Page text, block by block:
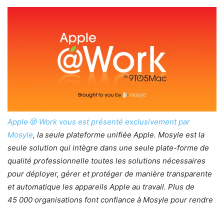
Apple @ Work vous est présenté exclusivement par
Mosyle, la seule plateforme unifiée Apple. Mosyle est la
seule solution qui intègre dans une seule plate-forme de
qualité professionnelle toutes les solutions nécessaires
pour déployer, gérer et protéger de manière transparente
et automatique les appareils Apple au travail. Plus de
45 000 organisations font confiance à Mosyle pour rendre